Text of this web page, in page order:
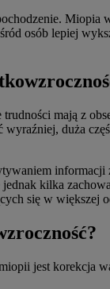
Miopia
osób lepiej
mają z
duża
kilka
się w większej
jest korekcja